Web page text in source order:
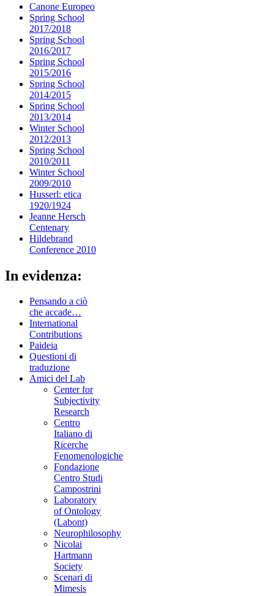
Canone Europeo
Spring School
2017/2018
Spring School
2016/2017
Spring School
2015/2016
Spring School
2014/2015
Spring School
2013/2014
Winter School
2012/2013
Spring School
2010/2011
Winter School
2009/2010
Husserl: etica
1920/1924
Jeanne Hersch
Centenary
Hildebrand
Conference 2010
In evidenza:
Pensando a ciò
che accade…
International
Contributions
Paideia
Questioni di
traduzione
Amici del Lab
Center for
Subjectivity
Research
Centro
Italiano di
Ricerche
Fenomenologiche
Fondazione
Centro Studi
Campostrini
Laboratory
of Ontology
(Labont)
Neurophilosophy
Nicolai
Hartmann
Society
Scenari di
Mimesis